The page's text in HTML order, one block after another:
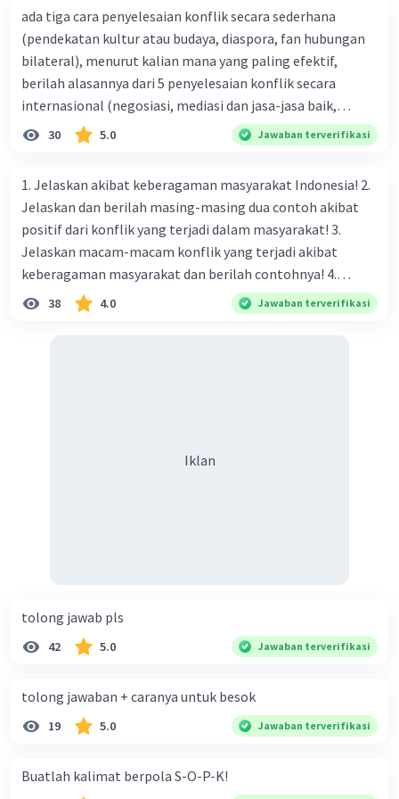
ada tiga cara penyelesaian konflik secara sederhana
(pendekatan kultur atau budaya, diaspora, fan hubungan
bilateral), menurut kalian mana yang paling efektif,
berilah alasannya dari 5 penyelesaian konflik secara
internasional (negosiasi, mediasi dan jasa-jasa baik,
konsiliasi, penyelidikan, dan penyelesaian di bawah
naungan organisasi PBB), menurut kalian mana yang
30 5.0 Jawaban terverifikasi
1. Jelaskan akibat keberagaman masyarakat Indonesia! 2.
Jelaskan dan berilah masing-masing dua contoh akibat
positif dari konflik yang terjadi dalam masyarakat! 3.
Jelaskan macam-macam konflik yang terjadi akibat
keberagaman masyarakat dan berilah contohnya! 4.
Mengapa dalam masyarakat yang memiliki keberagaman
38 4.0 Jawaban terverifikasi
Iklan
tolong jawab pls
42 5.0 Jawaban terverifikasi
tolong jawaban + caranya untuk besok
19 5.0 Jawaban terverifikasi
Buatlah kalimat berpola S-O-P-K!